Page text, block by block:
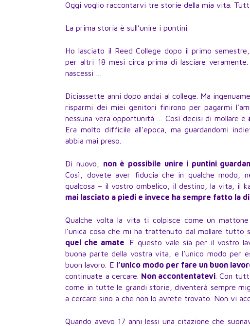
Oggi voglio raccontarvi tre storie della mia vita.
La prima storia è sull’unire i puntini.
Ho lasciato il Reed College dopo il primo
per altri 18 mesi circa prima di lasciare
nascessi …
Diciassette anni dopo andai al college. Ma
risparmi dei miei genitori finirono per pagarmi
nessuna vera opportunità … Così decisi di mollare e
Era molto difficile all’epoca, ma guardandomi
abbia mai preso.
Di nuovo, non è possibile unire i puntini
Così, dovete aver fiducia che in qualche modo,
qualcosa – il vostro ombelico, il destino, la vita, il
mai lasciato a piedi e invece ha sempre fatto la
Qualche volta la vita ti colpisce come un
l’unica cosa che mi ha trattenuto dal mollare tutto
quel che amate . E questo vale sia per il vostro
buona parte della vostra vita, e l’unico modo per
buon lavoro. E l’unico modo per fare un buon
continuate a cercare. Non accontentatevi. Con
come in tutte le grandi storie, diventerà sempre
a cercare sino a che non lo avrete trovato. Non vi
Quando avevo 17 anni lessi una citazione che